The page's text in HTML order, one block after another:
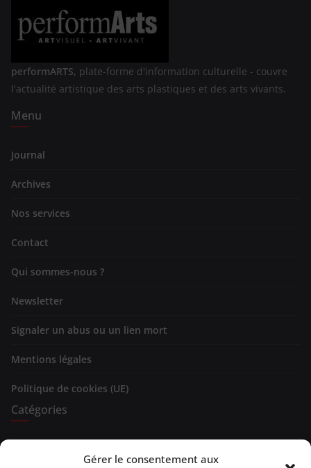
Gérer le consentement aux
performARTS, plate-forme d'information culturelle - couvre
l'actualité artistique des arts plastiques et des arts vivants.
Menu
Journal
Archives
Nos services
Contact
Qui sommes-nous ?
Newsletter
Signaler un abus ou un lien mort
Mentions légales
Politique de cookies (UE)
Catégories